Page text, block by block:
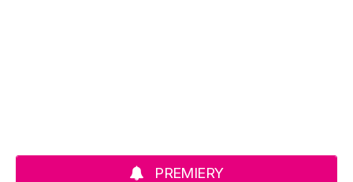
PREMIERY